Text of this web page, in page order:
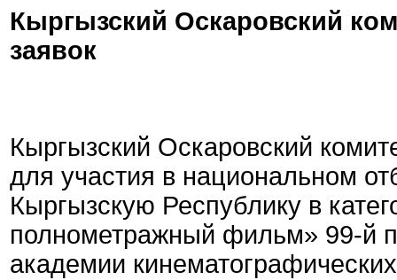
Кыргызский Оскаровский
заявок
Кыргызский Оскаровский
для участия в национальном
Кыргызскую Республику в
полнометражный фильм» 99-й
академии